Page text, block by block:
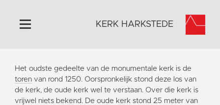
Home
Algemeen
Historie
KERK HARKSTEDE
Het oudste gedeelte van de monumentale kerk is de
toren van rond 1250. Oorspronkelijk stond deze los van
de kerk, de oude kerk wel te verstaan. Over die kerk is
vrijwel niets bekend. De oude kerk stond 25 meter van